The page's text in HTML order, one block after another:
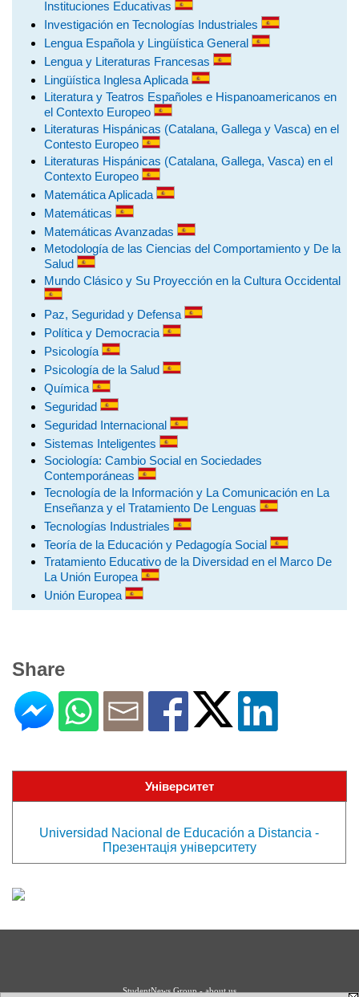
Instituciones Educativas
Investigación en Tecnologías Industriales
Lengua Española y Lingüística General
Lengua y Literaturas Francesas
Lingüística Inglesa Aplicada
Literatura y Teatros Españoles e Hispanoamericanos en
el Contexto Europeo
Literaturas Hispánicas (Catalana, Gallega y Vasca) en el
Contesto Europeo
Literaturas Hispánicas (Catalana, Gallega, Vasca) en el
Contexto Europeo
Matemática Aplicada
Matemáticas
Matemáticas Avanzadas
Metodología de las Ciencias del Comportamiento y De la
Salud
Mundo Clásico y Su Proyección en la Cultura Occidental
Paz, Seguridad y Defensa
Política y Democracia
Psicología
Psicología de la Salud
Química
Seguridad
Seguridad Internacional
Sistemas Inteligentes
Sociología: Cambio Social en Sociedades
Contemporáneas
Tecnología de la Información y La Comunicación en La
Enseñanza y el Tratamiento De Lenguas
Tecnologías Industriales
Teoría de la Educación y Pedagogía Social
Tratamiento Educativo de la Diversidad en el Marco De
La Unión Europea
Unión Europea
Share
Університет
Universidad Nacional de Educación a Distancia -
Презентація університету
StudentNews Group - about us